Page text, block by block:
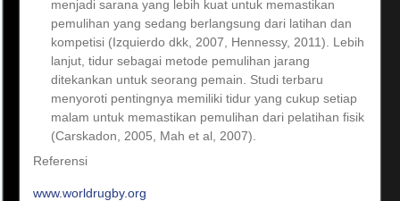
menjadi sarana yang lebih kuat untuk memastikan
pemulihan yang sedang berlangsung dari latihan dan
kompetisi (Izquierdo dkk, 2007, Hennessy, 2011). Lebih
lanjut, tidur sebagai metode pemulihan jarang
ditekankan untuk seorang pemain. Studi terbaru
menyoroti pentingnya memiliki tidur yang cukup setiap
malam untuk memastikan pemulihan dari pelatihan fisik
(Carskadon, 2005, Mah et al, 2007).
Referensi
www.worldrugby.org